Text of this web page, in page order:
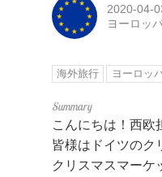
2020-04-
ヨーロッ
海外旅行 ヨーロッ
こんにちは！西欧
皆様はドイツのク
クリスマスマーケ